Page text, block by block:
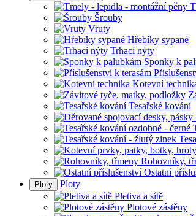
Šrouby
Vruty
Hřebíky sypané
Trhací nýty
Sponky k
Kotevní
Tesařské kování
Rohovníky,
Ostatní
Ploty
Ploty
Pletiva a sítě
Plotové zástěny